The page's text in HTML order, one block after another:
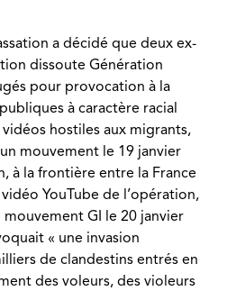
a décidé que deux ex-
dissoute Génération
pour provocation à la
à caractère racial
hostiles aux migrants,
mouvement le 19 janvier
à la frontière entre la France
YouTube de l’opération,
GI le 20 janvier
« une invasion
de clandestins entrés en
des voleurs, des violeurs